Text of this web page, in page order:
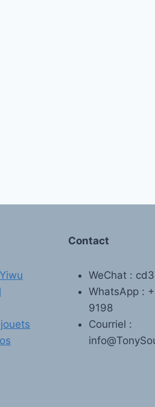
Contact
WeChat :
WhatsApp :
9198
Courriel :